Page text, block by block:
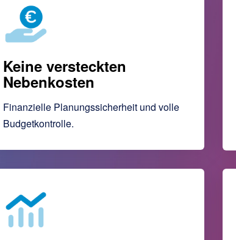
Keine versteckten
Nebenkosten
Finanzielle Planungssicherheit und volle
Budgetkontrolle.